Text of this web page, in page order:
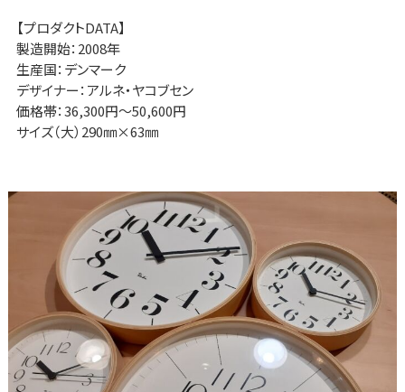
【プロダクトDATA】
製造開始：2008年
生産国：デンマーク
デザイナー：アルネ・ヤコブセン
価格帯：36,300円～50,600円
サイズ（大）290㎜×63㎜